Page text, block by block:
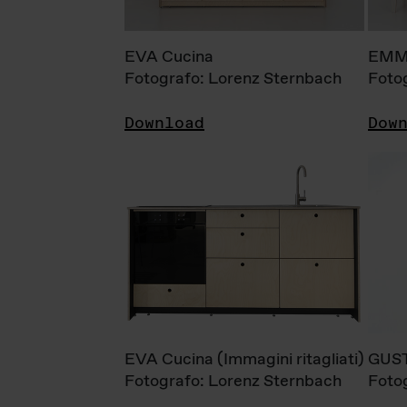
EVA Cucina
Fotografo: Lorenz Sternbach
Download
EVA Cucina (Immagini ritagliati)
Fotografo: Lorenz Sternbach